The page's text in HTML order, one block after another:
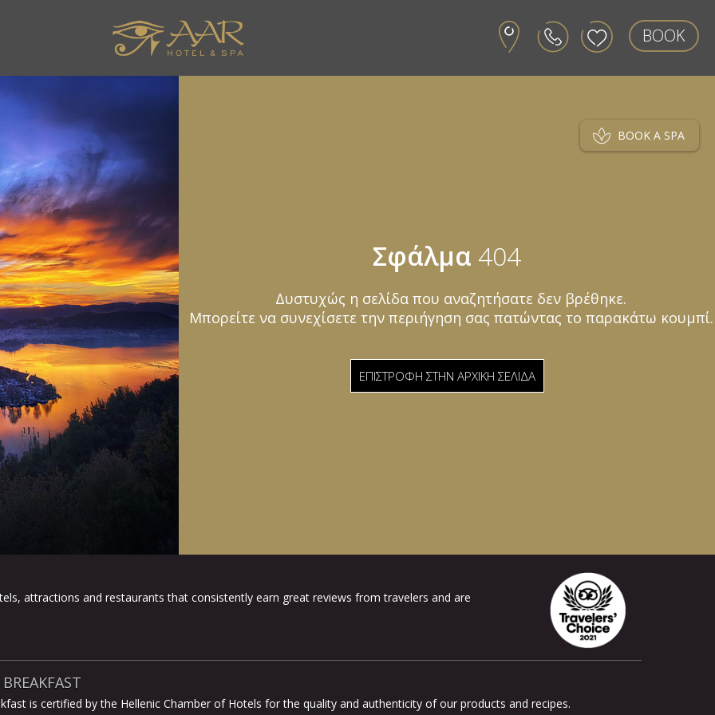
BOOK A SPA
BOOK
Σφάλμα 404
Δυστυχώς η σελίδα που αναζητήσατε δεν βρέθηκε.
Μπορείτε να συνεχίσετε την περιήγηση σας πατώντας το παρακάτω κουμπί.
ΕΠΙΣΤΡΟΦΗ ΣΤΗΝ ΑΡΧΙΚΗ ΣΕΛΙΔΑ
attractions and restaurants that consistently earn great reviews from travelers and are
is certified by the Hellenic Chamber of Hotels for the quality and authenticity of our products and recipes.